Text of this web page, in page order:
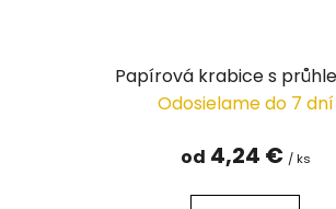
Papírová krabice s
Odosielame do 7 dní
od 4,24 € / ks